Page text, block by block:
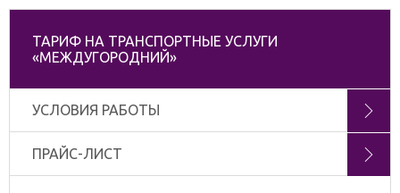
ТАРИФ НА ТРАНСПОРТНЫЕ УСЛУГИ
«МЕЖДУГОРОДНИЙ»
УСЛОВИЯ РАБОТЫ
ПРАЙС-ЛИСТ